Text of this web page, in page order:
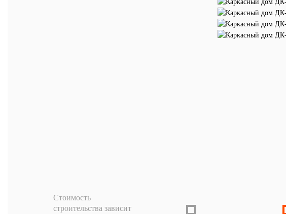
Стоимость
строительства зависит